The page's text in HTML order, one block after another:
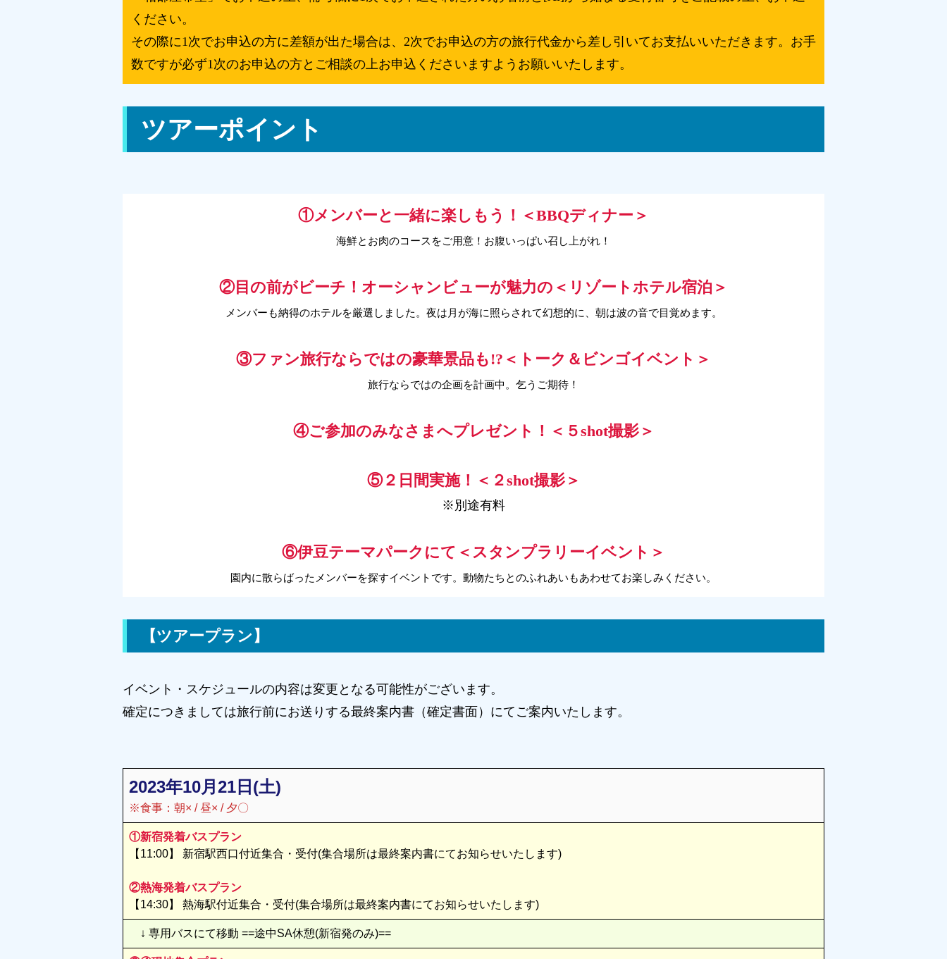
ください。
その際に1次でお申込の方に差額が出た場合は、2次でお申込の方の旅行代金から差し引いてお支払いいただきます。お手
数ですが必ず1次のお申込の方とご相談の上お申込くださいますようお願いいたします。
ツアーポイント
①メンバーと一緒に楽しもう！＜BBQディナー＞
海鮮とお肉のコースをご用意！お腹いっぱい召し上がれ！
②目の前がビーチ！オーシャンビューが魅力の＜リゾートホテル宿泊＞
メンバーも納得のホテルを厳選しました。夜は月が海に照らされて幻想的に、朝は波の音で目覚めます。
③ファン旅行ならではの豪華景品も!?＜トーク＆ビンゴイベント＞
旅行ならではの企画を計画中。乞うご期待！
④ご参加のみなさまへプレゼント！＜５shot撮影＞
⑤２日間実施！＜２shot撮影＞
※別途有料
⑥伊豆テーマパークにて＜スタンプラリーイベント＞
園内に散らばったメンバーを探すイベントです。動物たちとのふれあいもあわせてお楽しみください。
【ツアープラン】
イベント・スケジュールの内容は変更となる可能性がございます。
確定につきましては旅行前にお送りする最終案内書（確定書面）にてご案内いたします。
2023年10月21日(土)
※食事：朝× / 昼× / 夕〇
①新宿発着バスプラン
【11:00】 新宿駅西口付近集合・受付(集合場所は最終案内書にてお知らせいたします)
②熱海発着バスプラン
【14:30】 熱海駅付近集合・受付(集合場所は最終案内書にてお知らせいたします)
↓ 専用バスにて移動 ==途中SA休憩(新宿発のみ)==